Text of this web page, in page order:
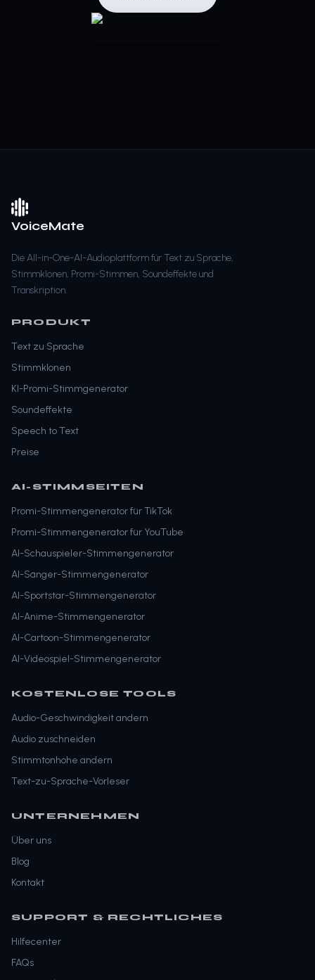
VoiceMate
Die All-in-One-AI-Audioplattform für Text zu Sprache,
Stimmklonen, Promi-Stimmen, Soundeffekte und
Transkription.
PRODUKT
Text zu Sprache
Stimmklonen
KI-Promi-Stimmgenerator
Soundeffekte
Speech to Text
Preise
AI-STIMMSEITEN
Promi-Stimmengenerator für TikTok
Promi-Stimmengenerator für YouTube
AI-Schauspieler-Stimmengenerator
AI-Sänger-Stimmengenerator
AI-Sportstar-Stimmengenerator
AI-Anime-Stimmengenerator
AI-Cartoon-Stimmengenerator
AI-Videospiel-Stimmengenerator
KOSTENLOSE TOOLS
Audio-Geschwindigkeit andern
Audio zuschneiden
Stimmtonhohe andern
Text-zu-Sprache-Vorleser
UNTERNEHMEN
Über uns
Blog
Kontakt
SUPPORT & RECHTLICHES
Hilfecenter
FAQs